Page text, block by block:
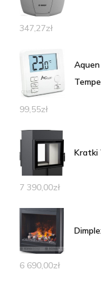
347,27zł
99,55zł
Kratki
7 390,00zł
6 690,00zł